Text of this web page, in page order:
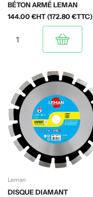
BÉTON ARMÉ LEMAN
144.00 €HT (172.80 €TTC)
Leman
DISQUE DIAMANT